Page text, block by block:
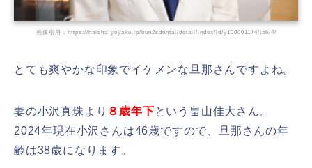
画像引用：https://haisha-yoyaku.jp/bun2sdental/detail/index/id/y100001174/tab/4/
とても爽やかな印象でイケメンな旦那さんですよね。
妻の小沢真珠より ８歳年下という畠山佳大さん。
2024年現在小沢さんは46歳ですので、旦那さんの年
齢は38歳になります。